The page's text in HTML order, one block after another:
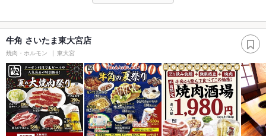
牛角 さいたま東大宮店
焼肉・ホルモン 東大宮